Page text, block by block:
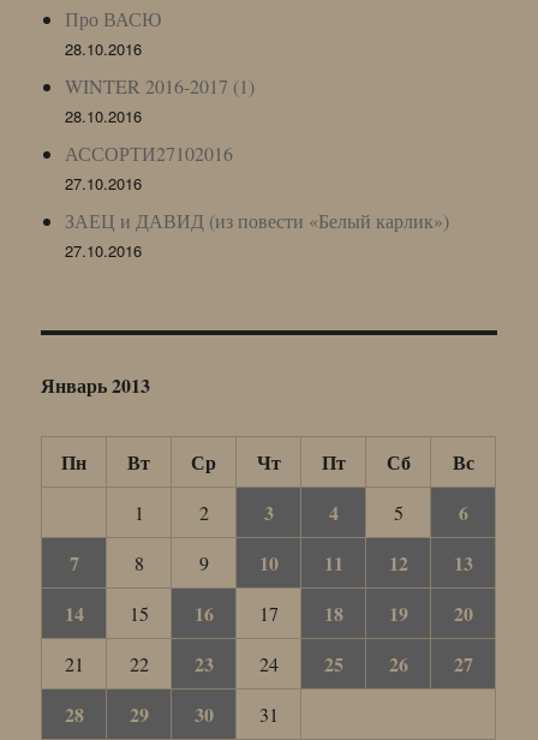
Про ВАСЮ
28.10.2016
WINTER 2016-2017 (1)
28.10.2016
АССОРТИ27102016
27.10.2016
ЗАЕЦ и ДАВИД (из повести «Белый карлик»)
27.10.2016
Январь 2013
Пн Вт Ср Чт Пт Сб Вс
1 2 3 4 5
6
7
8 9 10 11 12
13
14
15 16 17 18 19 20
21 22 23 24 25 26
27
28
29 30
31